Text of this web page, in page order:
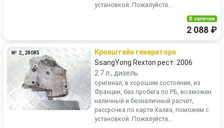
установкой. Пожалуйста...
В наличии
2 088 ₽
№ 2_28085
Кронштейн генератора
SsangYong Rexton рест. 2006
2.7 л., дизель
оригинал, в хорошем состоянии, из
Франции, без пробега по РБ, возможен
наличный и безналичный расчёт,
рассрочка по карте Халва, поможем с
установкой. Пожалуйста...